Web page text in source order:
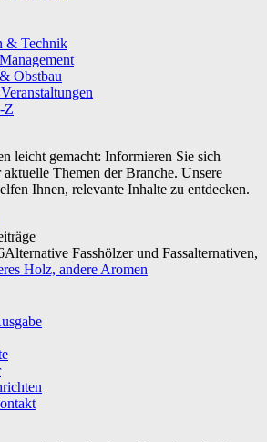
& Technik
Obstbau
Z
leicht gemacht: Informieren Sie sich
Themen der Branche. Unsere
Ihnen, relevante Inhalte zu entdecken.
Alternative Fasshölzer und Fassalternativen,
Holz, andere Aromen